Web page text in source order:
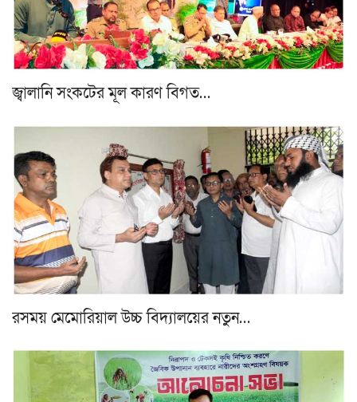
জ্বালানি সংকটের মূল কারণ বিগত…
রসময় মেমোরিয়াল উচ্চ বিদ্যালয়ের নতুন…